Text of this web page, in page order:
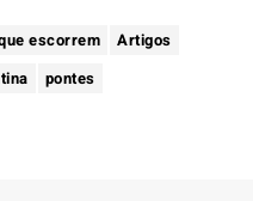
escorrem
Artigos
pontes